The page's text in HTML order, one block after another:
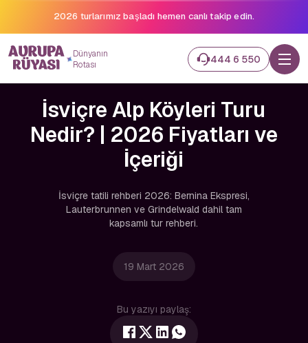
2026 turlarımız başladı hemen canlı takip edin.
Dünyanın
Rotası
444 6 550
İsviçre Alp Köyleri Turu
Nedir? | 2026 Fiyatları ve
İçeriği
İsviçre tatili rehberi 2026: Bernina Ekspresi,
Lauterbrunnen ve Grindelwald dahil tam
kapsamlı tur rehberi.
19 Mart 2026
Bu yazıyı paylaş: